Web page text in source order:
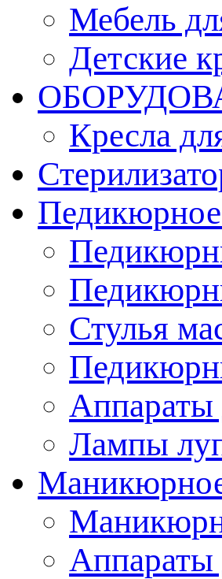
Мебель
Детские
Кресла
Стулья
Аппараты
Лампы
Аппараты